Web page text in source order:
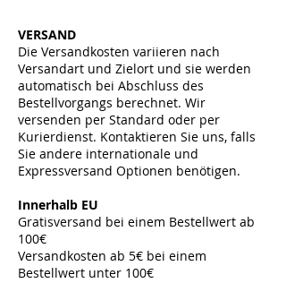
VERSAND
Die Versandkosten variieren nach
Versandart und Zielort und sie werden
automatisch bei Abschluss des
Bestellvorgangs berechnet. Wir
versenden per Standard oder per
Kurierdienst. Kontaktieren Sie uns, falls
Sie andere internationale und
Expressversand Optionen benötigen.
Innerhalb EU
Gratisversand bei einem Bestellwert ab
100€
Versandkosten ab 5€ bei einem
Bestellwert unter 100€